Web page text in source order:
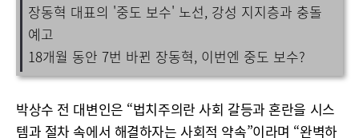
장동혁 대표의 '중도 보수' 노선, 강성 지지층과 충돌
예고
18개월 동안 7번 바뀐 장동혁, 이번엔 중도 보수?
박상수 전 대변인은 “법치주의란 사회 갈등과 혼란을 시스
템과 절차 속에서 해결하자는 사회적 약속”이라며 “완벽하